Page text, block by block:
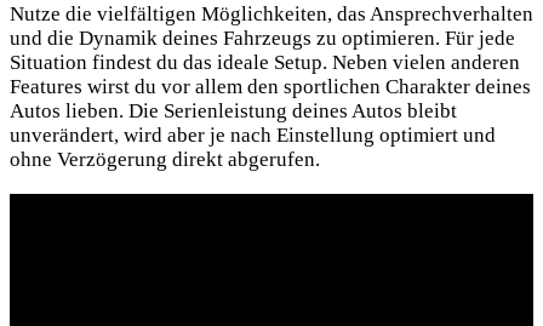
Nutze die vielfältigen Möglichkeiten, das Ansprechverhalten
und die Dynamik deines Fahrzeugs zu optimieren. Für jede
Situation findest du das ideale Setup. Neben vielen anderen
Features wirst du vor allem den sportlichen Charakter deines
Autos lieben. Die Serienleistung deines Autos bleibt
unverändert, wird aber je nach Einstellung optimiert und
ohne Verzögerung direkt abgerufen.
Slide02